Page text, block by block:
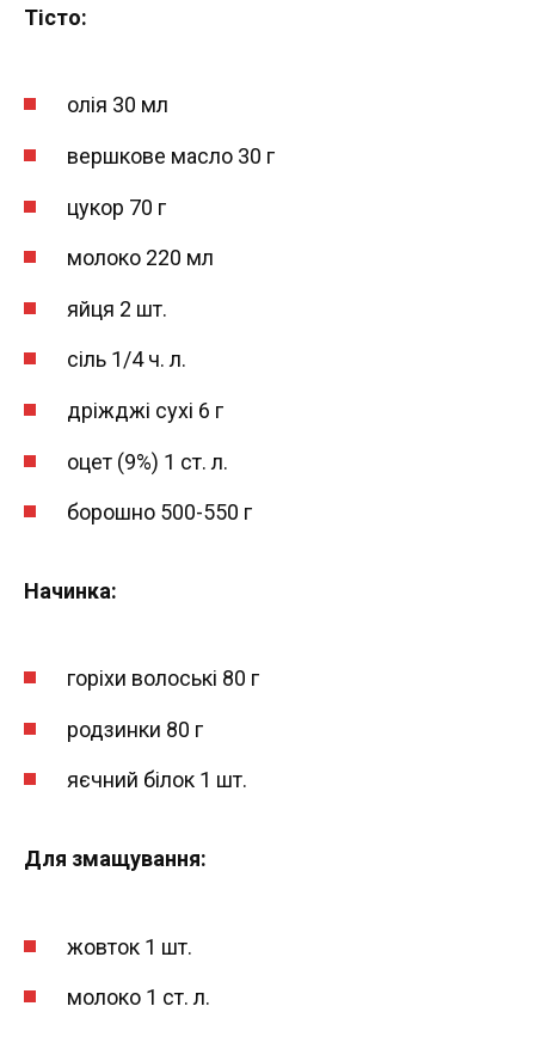
Тісто:
олія 30 мл
вершкове масло 30 г
цукор 70 г
молоко 220 мл
яйця 2 шт.
сіль 1/4 ч. л.
дріжджі сухі 6 г
оцет (9%) 1 ст. л.
борошно 500-550 г
Начинка:
горіхи волоські 80 г
родзинки 80 г
яєчний білок 1 шт.
Для змащування:
жовток 1 шт.
молоко 1 ст. л.